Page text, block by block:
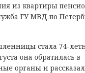
из квартиры
ГУ МВД по
стала 74-
она обратилась в
органы и